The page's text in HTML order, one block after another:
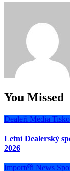
You Missed
Dealeři Média
Letní Dealerský
2026
Importéři News